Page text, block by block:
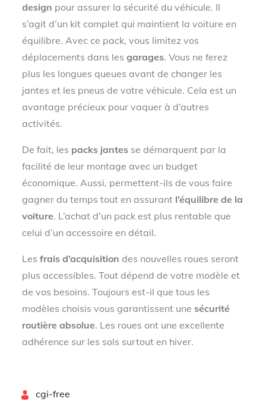
design pour assurer la sécurité du véhicule. Il
s’agit d’un kit complet qui maintient la voiture en
équilibre. Avec ce pack, vous limitez vos
déplacements dans lesgarages. Vous ne ferez
plus les longues queues avant de changer les
jantes et les pneus de votre véhicule. Cela est un
avantage précieux pour vaquer à d’autres
activités.
De fait, les packs jantes se démarquent par la
facilité de leur montage avec un budget
économique. Aussi, permettent-ils de vous faire
gagner du temps tout en assurant l’équilibre de la
voiture. L’achat d’un pack est plus rentable que
celui d’un accessoire en détail.
Lesfrais d’acquisition des nouvelles roues seront
plus accessibles. Tout dépend de votre modèle et
de vos besoins. Toujours est-il que tous les
modèles choisis vous garantissent unesécurité
routière absolue. Les roues ont une excellente
adhérence sur les sols surtout en hiver.
cgi-free